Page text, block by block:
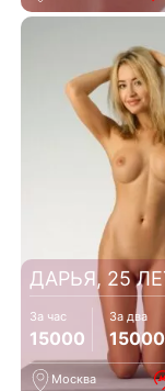
ДАРЬЯ, 25
За час
15000
За два
15000
Москва